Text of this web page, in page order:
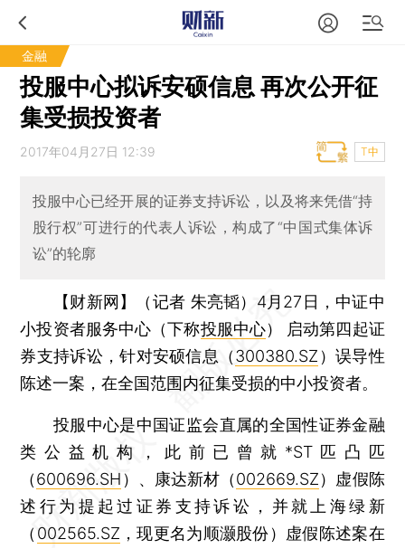
金融
投服中心拟诉安硕信息 再次公开征
集受损投资者
2017年04月27日 12:39 T中
投服中心已经开展的证券支持诉讼，以及将来凭借“持
股行权”可进行的代表人诉讼，构成了“中国式集体诉
讼”的轮廓
【财新网】（记者 朱亮韬） 4月27日，中证中
小投资者服务中心（下称投服中心） 启动第四起证
券支持诉讼，针对安硕信息（300380.SZ ）误导性
陈述一案，在全国范围内征集受损的中小投资者。
投服中心是中国证监会直属的全国性证券金融
类公益机构，此前已曾就*ST匹凸匹
（600696.SH ）、康达新材（002669.SZ）虚假陈
述行为提起过证券支持诉讼，并就上海绿新
（ 002565.SZ ，现更名为顺灏股份）虚假陈述案在